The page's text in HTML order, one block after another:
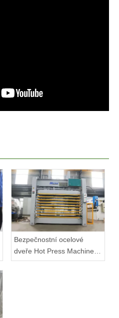
Bezpečnostní ocelové
dveře Hot Press Machine
Video